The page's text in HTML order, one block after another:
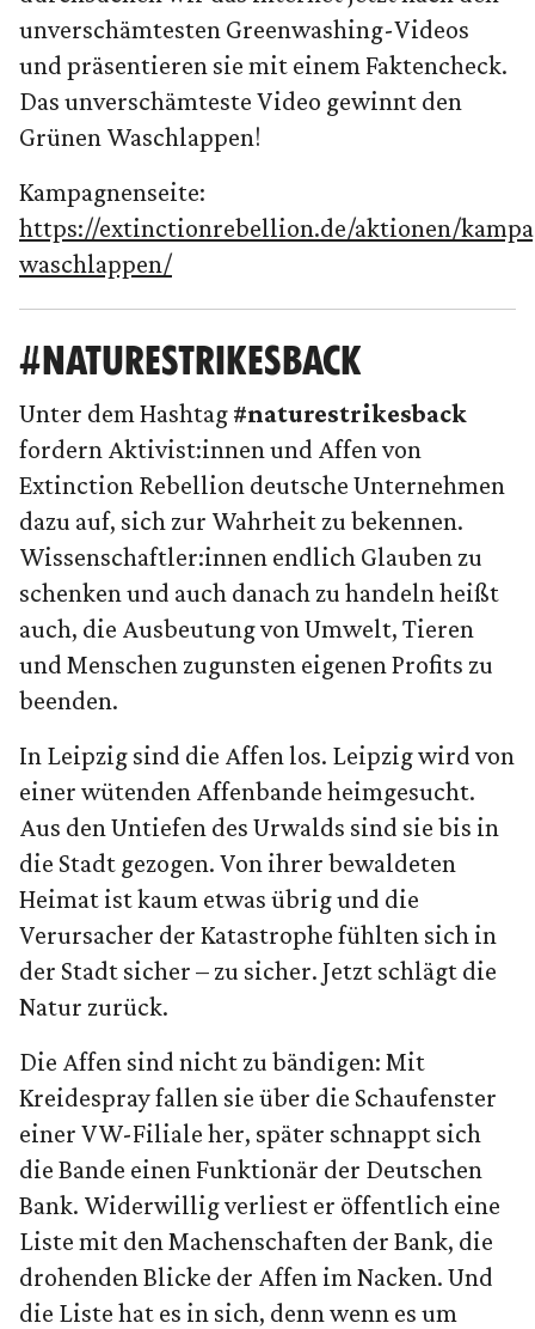
unverschämtesten Greenwashing-Videos
und präsentieren sie mit einem Faktencheck.
Das unverschämteste Video gewinnt den
Grünen Waschlappen!
Kampagnenseite:
https://extinctionrebellion.de/aktionen/
waschlappen/
#NATURESTRIKESBACK
Unter dem Hashtag #naturestrikesback
fordern Aktivist:innen und Affen von
Extinction Rebellion deutsche Unternehmen
dazu auf, sich zur Wahrheit zu bekennen.
Wissenschaftler:innen endlich Glauben zu
schenken und auch danach zu handeln heißt
auch, die Ausbeutung von Umwelt, Tieren
und Menschen zugunsten eigenen Profits zu
beenden.
In Leipzig sind die Affen los. Leipzig wird von
einer wütenden Affenbande heimgesucht.
Aus den Untiefen des Urwalds sind sie bis in
die Stadt gezogen. Von ihrer bewaldeten
Heimat ist kaum etwas übrig und die
Verursacher der Katastrophe fühlten sich in
der Stadt sicher – zu sicher. Jetzt schlägt die
Natur zurück.
Die Affen sind nicht zu bändigen: Mit
Kreidespray fallen sie über die Schaufenster
einer VW-Filiale her, später schnappt sich
die Bande einen Funktionär der Deutschen
Bank. Widerwillig verliest er öffentlich eine
Liste mit den Machenschaften der Bank, die
drohenden Blicke der Affen im Nacken. Und
die Liste hat es in sich, denn wenn es um